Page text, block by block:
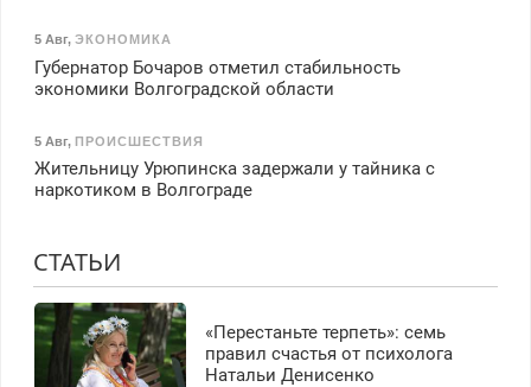
5 Авг, ЭКОНОМИКА
Губернатор Бочаров отметил стабильность
экономики Волгоградской области
5 Авг, ПРОИСШЕСТВИЯ
Жительницу Урюпинска задержали у тайника с
наркотиком в Волгограде
СТАТЬИ
«Перестаньте терпеть»: семь
правил счастья от психолога
Натальи Денисенко